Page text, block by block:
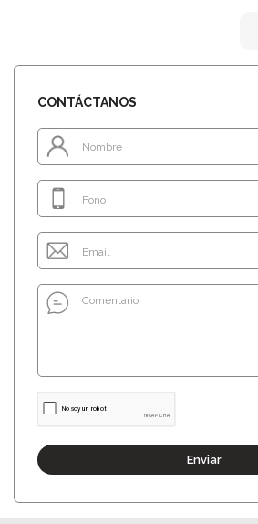
CONTÁCTANOS
Enviar